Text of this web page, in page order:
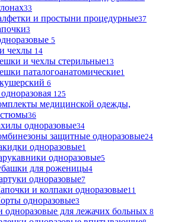
33
и простыни процедурные37
3
5
чехлы 14
и чехлы стерильные13
паталогоанатомические1
6
125
медицинской одежды,
36
одноразовые34
защитные одноразовые24
одноразовые1
одноразовые5
для роженицы4
одноразовые7
и колпаки одноразовые11
одноразовые3
одноразовые для лежачих больных 8